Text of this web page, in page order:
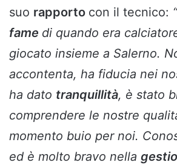
suo rapporto con il tecnico:
fame di quando era
giocato insieme a Salerno.
accontenta, ha fiducia nei
ha dato tranquillità, è stato
comprendere le nostre
momento buio per noi.
ed è molto bravo nella